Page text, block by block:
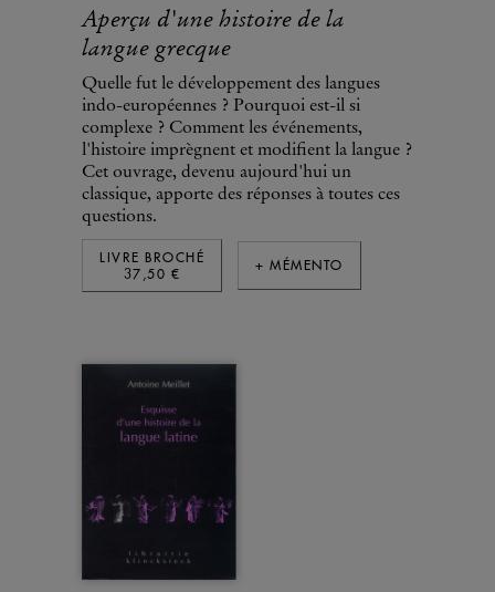
Aperçu d'une histoire de la
langue grecque
Quelle fut le développement des langues
indo-européennes ? Pourquoi est-il si
complexe ? Comment les événements,
l'histoire imprègnent et modifient la langue ?
Cet ouvrage, devenu aujourd'hui un
classique, apporte des réponses à toutes ces
questions.
LIVRE BROCHÉ
37,50 €
+ MÉMENTO